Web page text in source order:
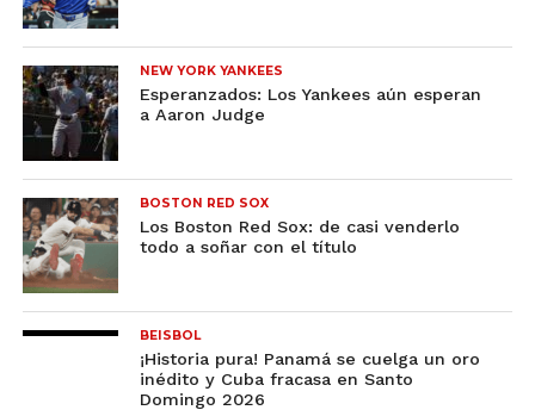
NEW YORK YANKEES
Esperanzados: Los Yankees aún esperan
a Aaron Judge
BOSTON RED SOX
Los Boston Red Sox: de casi venderlo
todo a soñar con el título
BEISBOL
¡Historia pura! Panamá se cuelga un oro
inédito y Cuba fracasa en Santo
Domingo 2026